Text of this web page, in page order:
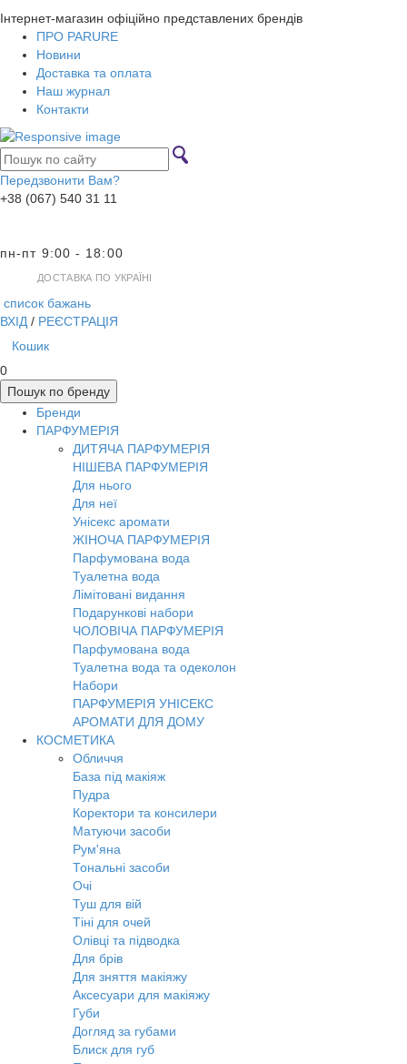
Інтернет-магазин офіційно представлених брендів
ПРО PARURE
Новини
Доставка та оплата
Наш журнал
Контакти
Передзвонити Вам?
+38 (067) 540 31 11
пн-пт 9:00 - 18:00
ДОСТАВКА ПО УКРАЇНІ
список бажань
ВХІД / РЕЄСТРАЦІЯ
Кошик
0
Пошук по бренду
Бренди
ПАРФУМЕРІЯ
ДИТЯЧА ПАРФУМЕРІЯ
НІШЕВА ПАРФУМЕРІЯ
Для нього
Для неї
Унісекс аромати
ЖІНОЧА ПАРФУМЕРІЯ
Парфумована вода
Туалетна вода
Лімітовані видання
Подарункові набори
ЧОЛОВІЧА ПАРФУМЕРІЯ
Парфумована вода
Туалетна вода та одеколон
Набори
ПАРФУМЕРІЯ УНІСЕКС
АРОМАТИ ДЛЯ ДОМУ
КОСМЕТИКА
Обличчя
База під макіяж
Пудра
Коректори та консилери
Матуючи засоби
Рум'яна
Тональні засоби
Очі
Туш для вій
Тіні для очей
Олівці та підводка
Для брів
Для зняття макіяжу
Аксесуари для макіяжу
Губи
Догляд за губами
Блиск для губ